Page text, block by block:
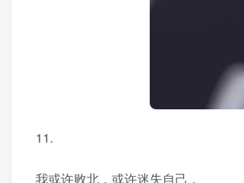
11.
我或许败北，或许迷失自己，